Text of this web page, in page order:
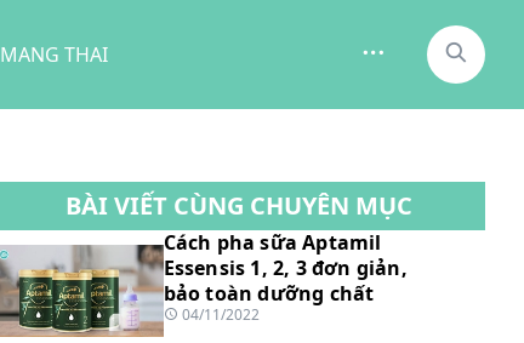
MANG THAI
BÀI VIẾT CÙNG CHUYÊN MỤC
Cách pha sữa Aptamil
Essensis 1, 2, 3 đơn giản,
bảo toàn dưỡng chất
04/11/2022